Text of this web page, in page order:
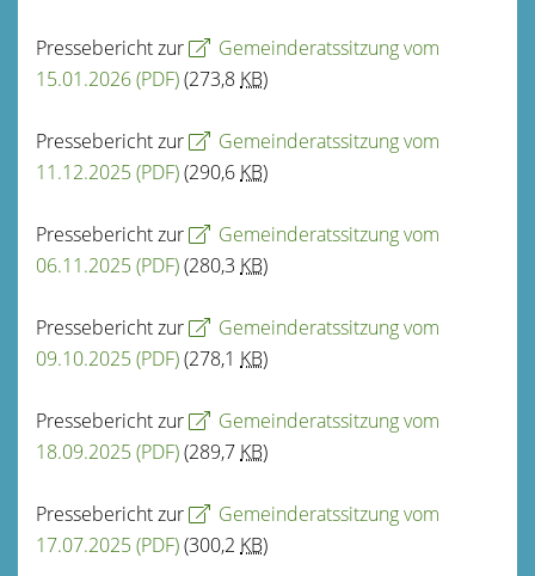
Pressebericht zur
Gemeinderatssitzung vom
15.01.2026(PDF)(273,8 KB)
Pressebericht zur
Gemeinderatssitzung vom
11.12.2025 (PDF)(290,6 KB)
Pressebericht zur
Gemeinderatssitzung vom
06.11.2025 (PDF)(280,3 KB)
Pressebericht zur
Gemeinderatssitzung vom
09.10.2025 (PDF)(278,1 KB)
Pressebericht zur
Gemeinderatssitzung vom
18.09.2025 (PDF)(289,7 KB)
Pressebericht zur
Gemeinderatssitzung vom
17.07.2025 (PDF)(300,2 KB)